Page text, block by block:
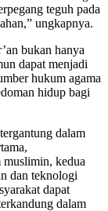
teguh pada
ungkapnya.
bukan hanya
dapat menjadi
hukum agama
hidup bagi
dalam
muslimin, kedua
dan teknologi
dapat
dalam